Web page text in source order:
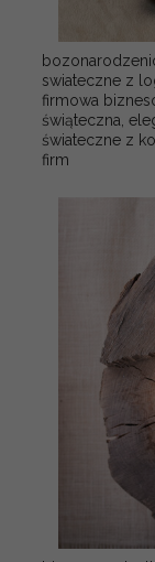
swiateczne z
firmowa
świąteczna,
świateczne z
firm